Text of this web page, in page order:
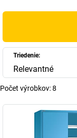
Triedenie:
Relevantné
Počet výrobkov:8